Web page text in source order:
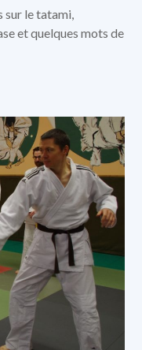
sur le tatami,
et quelques mots de